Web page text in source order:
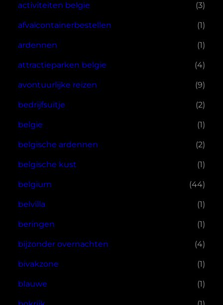
activiteiten belgie (3)
afvalcontainerbestellen (1)
ardennen (1)
attractieparken belgie (4)
avontuurlijke reizen (9)
bedrijfsuitje (2)
belgie (1)
belgische ardennen (2)
belgische kust (1)
belgium (44)
belvilla (1)
beringen (1)
bijzonder overnachten (4)
bivakzone (1)
blauwe (1)